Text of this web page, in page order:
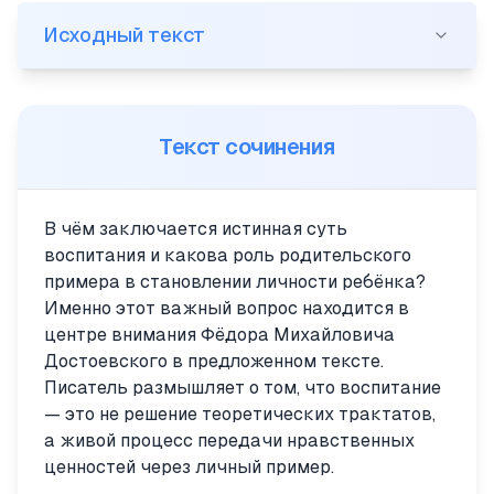
(1)Милостивая государыня, на Ваше письмо от 20
Исходный текст
Текст сочинения
В чём заключается истинная суть
воспитания и какова роль родительского
примера в становлении личности ребёнка?
Именно этот важный вопрос находится в
центре внимания Фёдора Михайловича
Достоевского в предложенном тексте.
Писатель размышляет о том, что воспитание
— это не решение теоретических трактатов,
а живой процесс передачи нравственных
ценностей через личный пример.